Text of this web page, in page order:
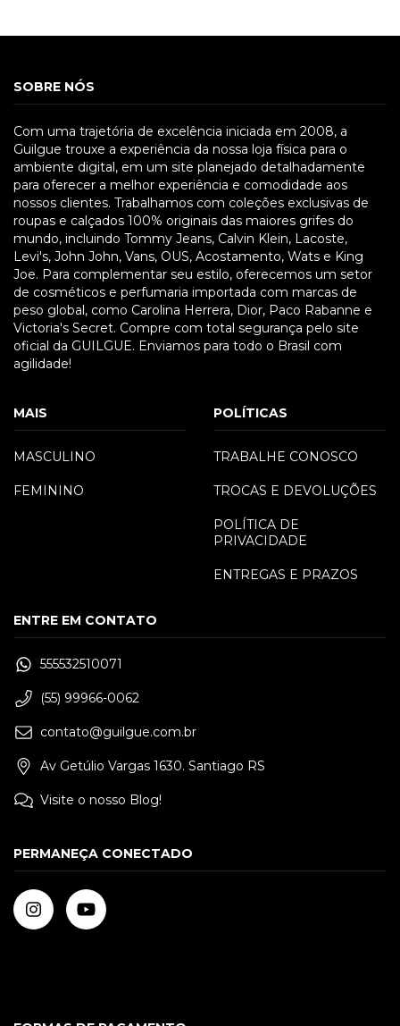
SOBRE NÓS
Com uma trajetória de excelência iniciada em 2008, a
Guilgue trouxe a experiência da nossa loja física para o
ambiente digital, em um site planejado detalhadamente
para oferecer a melhor experiência e comodidade aos
nossos clientes. Trabalhamos com coleções exclusivas de
roupas e calçados 100% originais das maiores grifes do
mundo, incluindo Tommy Jeans, Calvin Klein, Lacoste,
Levi's, John John, Vans, OUS, Acostamento, Wats e King
Joe. Para complementar seu estilo, oferecemos um setor
de cosméticos e perfumaria importada com marcas de
peso global, como Carolina Herrera, Dior, Paco Rabanne e
Victoria's Secret. Compre com total segurança pelo site
oficial da GUILGUE. Enviamos para todo o Brasil com
agilidade!
MAIS
MASCULINO
FEMININO
POLÍTICAS
TRABALHE CONOSCO
TROCAS E DEVOLUÇÕES
POLÍTICA DE
PRIVACIDADE
ENTREGAS E PRAZOS
ENTRE EM CONTATO
555532510071
(55) 99966-0062
contato@guilgue.com.br
Av Getúlio Vargas 1630. Santiago RS
Visite o nosso Blog!
PERMANEÇA CONECTADO